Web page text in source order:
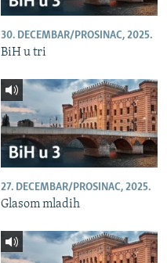
30. DECEMBAR/PROSINAC, 2025.
BiH u tri
27. DECEMBAR/PROSINAC, 2025.
Glasom mladih